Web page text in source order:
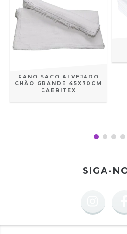
PANO SACO ALVEJADO
CHÃO GRANDE 45X70CM
CAEBITEX
SIGA-